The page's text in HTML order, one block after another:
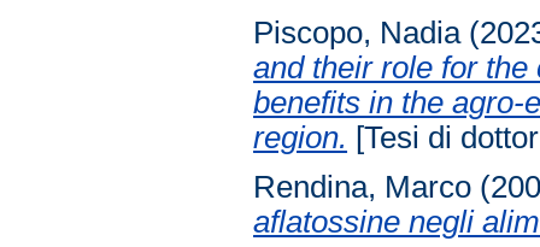
Piscopo, Nadia
and their role for
benefits in the agro-
region. [Tesi di
Rendina, Marco
aflatossine negli